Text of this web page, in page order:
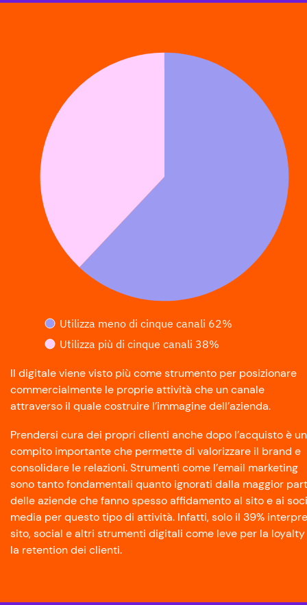
Il digitale viene visto più come strumento per posizionare
commercialmente le proprie attività che un canale
attraverso il quale costruire l’immagine dell’azienda.
Prendersi cura dei propri clienti anche dopo l’acquisto è un
compito importante che permette di valorizzare il brand e
consolidare le relazioni. Strumenti come l’email marketing
sono tanto fondamentali quanto ignorati dalla maggior
delle aziende che fanno spesso affidamento al sito e ai
media per questo tipo di attività. Infatti, solo il 39%
sito, social e altri strumenti digitali come leve per la loyalty
la retention dei clienti.
Utilizza meno di cinque canali 62%
Utilizza più di cinque canali 38%